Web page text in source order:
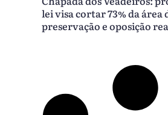
lei visa cortar 73% da área
preservação e oposição